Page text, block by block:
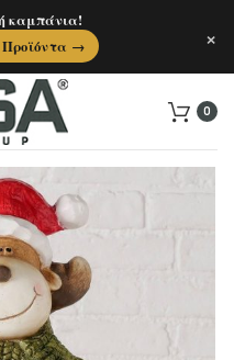
0
καμπάνια!
Προϊόντα →
×